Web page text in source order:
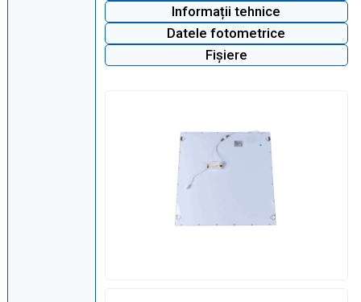
Informații tehnice
Datele fotometrice
Fișiere